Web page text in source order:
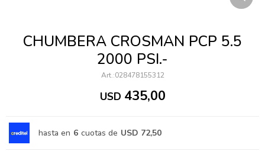
CHUMBERA CROSMAN PCP 5.5
2000 PSI.-
028478155312
USD 435,00
hasta en 6 cuotas de USD 72,50